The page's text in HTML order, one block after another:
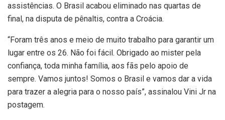
assistências. O Brasil acabou eliminado nas quartas de
final, na disputa de pênaltis, contra a Croácia.
“Foram três anos e meio de muito trabalho para garantir um
lugar entre os 26. Não foi fácil. Obrigado ao mister pela
confiança, toda minha família, aos fãs pelo apoio de
sempre. Vamos juntos! Somos o Brasil e vamos dar a vida
para trazer a alegria para o nosso país”, assinalou Vini Jr na
postagem.